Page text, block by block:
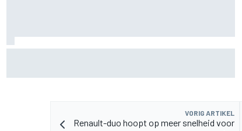
VORIG ARTIKEL
Renault-duo hoopt op meer snelheid voor